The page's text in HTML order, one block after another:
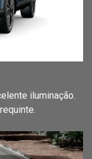
iluminação.